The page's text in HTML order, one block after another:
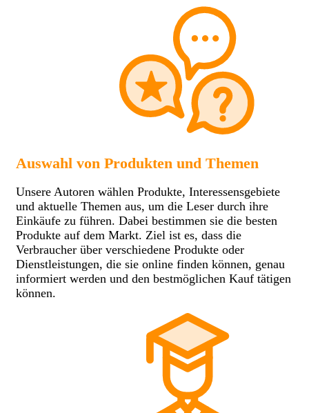
Auswahl von Produkten und Themen
Unsere Autoren wählen Produkte, Interessensgebiete
und aktuelle Themen aus, um die Leser durch ihre
Einkäufe zu führen. Dabei bestimmen sie die besten
Produkte auf dem Markt. Ziel ist es, dass die
Verbraucher über verschiedene Produkte oder
Dienstleistungen, die sie online finden können, genau
informiert werden und den bestmöglichen Kauf tätigen
können.